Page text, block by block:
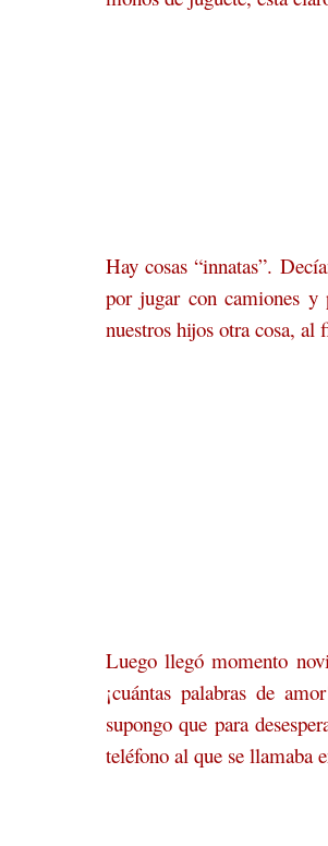
Hay cosas “innatas”.
por jugar con camiones y
nuestros hijos otra cosa, al
Luego llegó momento
¡cuántas palabras de
supongo que para
teléfono al que se llamaba